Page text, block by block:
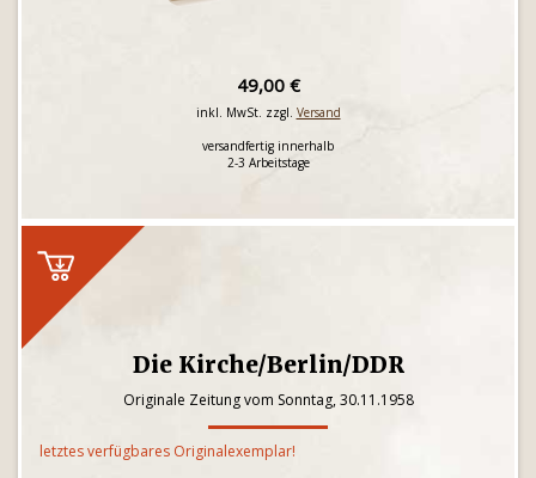
49,00 €
inkl. MwSt. zzgl. Versand
versandfertig innerhalb
2-3 Arbeitstage
Die Kirche/Berlin/DDR
Originale Zeitung vom Sonntag, 30.11.1958
letztes verfügbares Originalexemplar!